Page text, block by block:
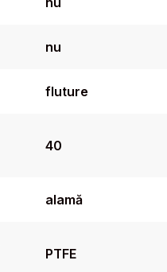
nu
fluture
40
alamă
PTFE